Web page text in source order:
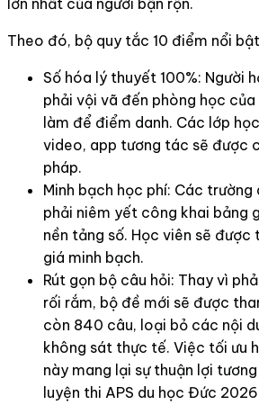
lớn nhất của người bận rộn.
Theo đó, bộ quy tắc 10 điểm nổi
Số hóa lý thuyết 100%: Người
phải vội vã đến phòng học
làm để điểm danh. Các lớp
video, app tương tác sẽ được
pháp.
Minh bạch học phí: Các trường
phải niêm yết công khai bảng
nền tảng số. Học viên sẽ được
giá minh bạch.
Rút gọn bộ câu hỏi: Thay vì
rối rắm, bộ đề mới sẽ được
còn 840 câu, loại bỏ các nội
không sát thực tế. Việc tối ưu
này mang lại sự thuận lợi
luyện thi APS du học Đức